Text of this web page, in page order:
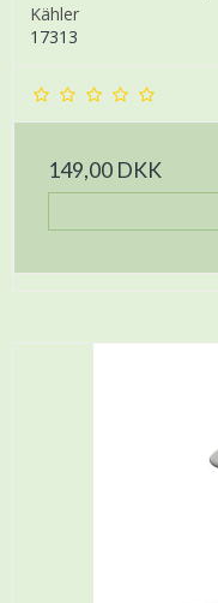
Kähler
17313
149,00 DKK